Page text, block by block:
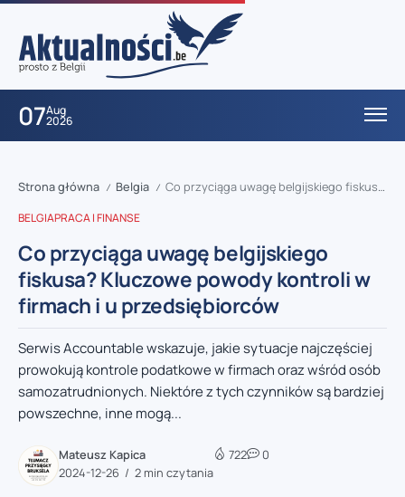
07Aug
2026
Strona główna / Belgia / Co przyciąga uwagę belgijskiego fiskusa? Kluczowe powody kontroli w firmach i u przedsiębiorców
BELGIAPRACA I FINANSE
Co przyciąga uwagę belgijskiego
fiskusa? Kluczowe powody kontroli w
firmach i u przedsiębiorców
Serwis Accountable wskazuje, jakie sytuacje najczęściej
prowokują kontrole podatkowe w firmach oraz wśród osób
samozatrudnionych. Niektóre z tych czynników są bardziej
powszechne, inne mogą...
Mateusz Kapica
2024-12-26
2 min czytania
722 0